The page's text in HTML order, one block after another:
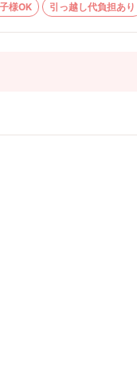
様OK 引っ越し代負担あり